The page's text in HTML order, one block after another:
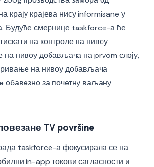
крају крајева нису informisane у
Будуће смернице taskforce-а ће
на контроле на нивоу
на нивоу добављача на prvom слоју,
на нивоу добављача
обавезно за почетну ваљану
TV površine
taskforce-а фокусирала се на
in-app токови сагласности и